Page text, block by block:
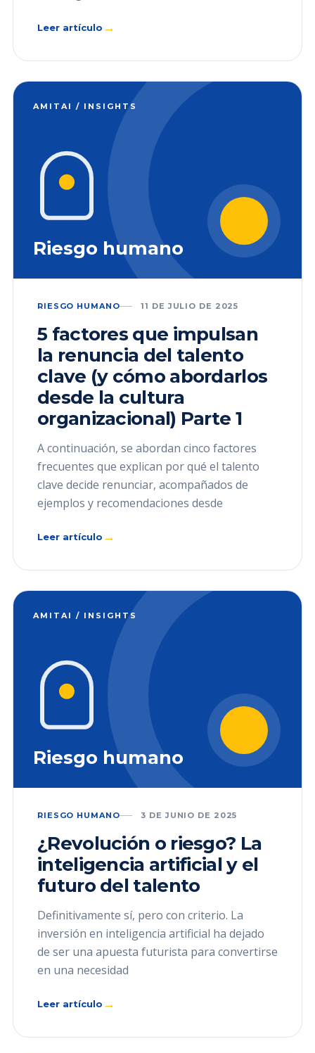
Leer artículo →
AMITAI / INSIGHTS
Riesgo humano
RIESGO HUMANO 11 DE JULIO DE 2025
5 factores que impulsan
la renuncia del talento
clave (y cómo abordarlos
desde la cultura
organizacional) Parte 1
A continuación, se abordan cinco factores
frecuentes que explican por qué el talento
clave decide renunciar, acompañados de
ejemplos y recomendaciones desde
Leer artículo →
AMITAI / INSIGHTS
Riesgo humano
RIESGO HUMANO 3 DE JUNIO DE 2025
¿Revolución o riesgo? La
inteligencia artificial y el
futuro del talento
Definitivamente sí, pero con criterio. La
inversión en inteligencia artificial ha dejado
de ser una apuesta futurista para convertirse
en una necesidad
Leer artículo →